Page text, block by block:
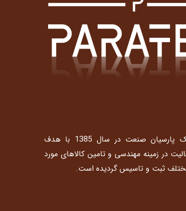
شرکت پاراتک پارسیان صنعت در سال 1385 با هدف
در زمینه مهندسی و تامین کالاهای مورد
مختلف ثبت و تاسیس گردیده است.